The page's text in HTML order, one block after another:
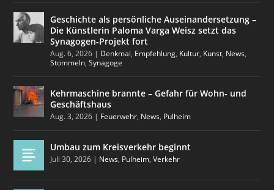
Geschichte als persönliche Auseinandersetzung –
Die Künstlerin Paloma Varga Weisz setzt das
Synagogen-Projekt fort
Aug. 6, 2026 | Denkmal, Empfehlung, Kultur, Kunst, News,
Stommeln,Synagoge
Kehrmaschine brannte – Gefahr für Wohn- und
Geschäftshaus
Aug. 3, 2026 | Feuerwehr, News, Pulheim
Umbau zum Kreisverkehr beginnt
Juli 30, 2026 | News, Pulheim,Verkehr